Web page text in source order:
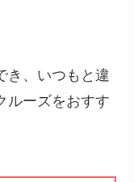
き、いつもと違
ルーズをおすす